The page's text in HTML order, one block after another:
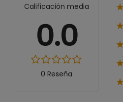
Calificación media
0.0
0 Reseña